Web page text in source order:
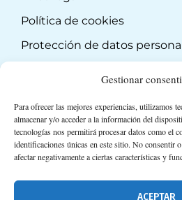
Gestionar
Para ofrecer las mejores experiencias, utilizamos
almacenar y/o acceder a la información del
tecnologías nos permitirá procesar datos como el
identificaciones únicas en este sitio. No consentir
afectar negativamente a ciertas características y
ACEPTAR
Política de cookies
Protección de datos